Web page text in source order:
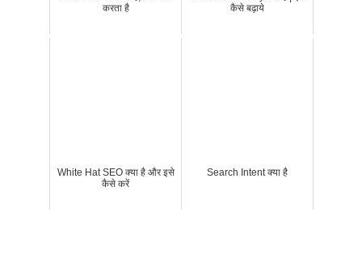
करता है
कैसे बढ़ाये
White Hat SEO क्या है और इसे
कैसे करें
Search Intent क्या है